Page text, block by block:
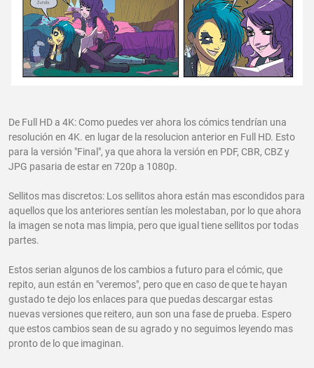
De Full HD a 4K: Como puedes ver ahora los cómics tendrían una
resolución en 4K. en lugar de la resolucion anterior en Full HD. Esto
para la versión "Final", ya que ahora la versión en PDF, CBR, CBZ y
JPG pasaria de estar en 720p a 1080p.
Sellitos mas discretos: Los sellitos ahora están mas escondidos para
aquellos que los anteriores sentían les molestaban, por lo que ahora
la imagen se nota mas limpia, pero que igual tiene sellitos por todas
partes.
Estos serian algunos de los cambios a futuro para el cómic, que
repito, aun están en "veremos", pero que en caso de que te hayan
gustado te dejo los enlaces para que puedas descargar estas
nuevas versiones que reitero, aun son una fase de prueba. Espero
que estos cambios sean de su agrado y no seguimos leyendo mas
pronto de lo que imaginan.